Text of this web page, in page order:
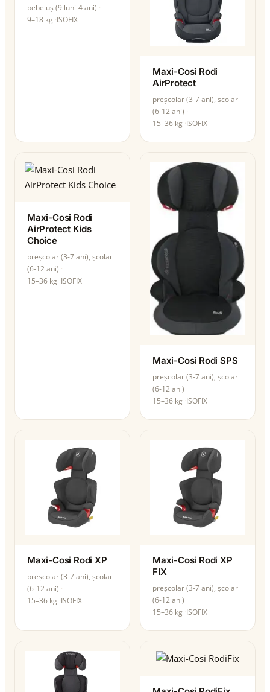
bebeluș (9 luni-4 ani)
9–18 kg ISOFIX
Maxi-Cosi Rodi
AirProtect
preșcolar (3-7 ani), școlar
(6-12 ani)
15–36 kg ISOFIX
Maxi-Cosi Rodi
AirProtect Kids
Choice
preșcolar (3-7 ani), școlar
(6-12 ani)
15–36 kg ISOFIX
Maxi-Cosi Rodi SPS
preșcolar (3-7 ani), școlar
(6-12 ani)
15–36 kg ISOFIX
Maxi-Cosi Rodi XP
preșcolar (3-7 ani), școlar
(6-12 ani)
15–36 kg ISOFIX
Maxi-Cosi Rodi XP
FIX
preșcolar (3-7 ani), școlar
(6-12 ani)
15–36 kg ISOFIX